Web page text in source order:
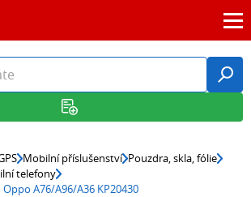
Mobilní příslušenství Pouzdra, skla, fólie
telefony
A76/A96/A36 KP20430